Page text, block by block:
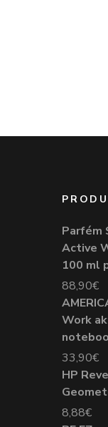
Parfém
Active
100 ml
88,90€
Work
33,90€
HP
8,88€